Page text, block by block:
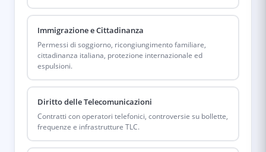
Immigrazione e Cittadinanza
Permessi di soggiorno, ricongiungimento familiare,
cittadinanza italiana, protezione internazionale ed
espulsioni.
Diritto delle Telecomunicazioni
Contratti con operatori telefonici, controversie su bollette,
frequenze e infrastrutture TLC.